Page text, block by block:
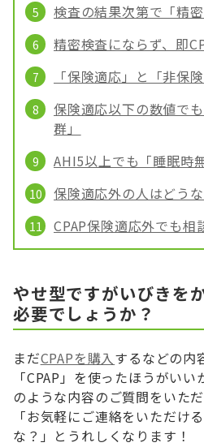
検査の結果次第で「精
精密検査にならず、即
「保険適応」と「非保険
保険適応以下の数値で
群」
AHI5以上でも「睡眠時
保険適応外の人はどう
CPAP保険適応外でも相
やせ型ですがいびきを
必要でしょうか？
まだCPAPを購入するなどの内
「CPAP」を使ったほうがい
のような内容のご質問をいた
「お気軽にご連絡をいただけ
な？」とうれしくなります！